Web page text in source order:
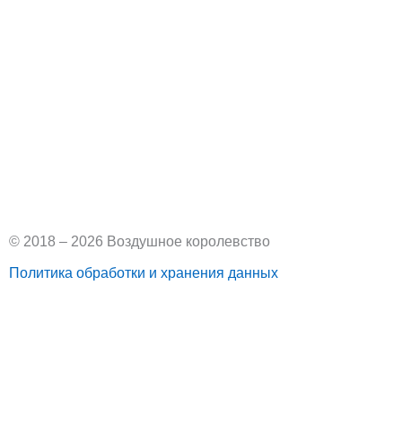
k
© 2018 – 2026 Воздушное королевство
Политика обработки и хранения данных